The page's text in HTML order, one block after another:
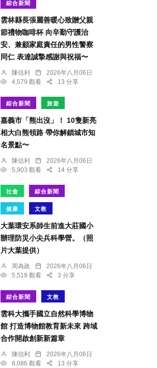
綜合新聞
雲林縣長張麗善暖心致贈父親
節禮物咖啡杯 向辛勤守護治
安、兼顧家庭責任的男性警察
同仁 表達誠摯感謝與祝福〜
陳信利
2026年八月06日
4,579 觀看
13 分享
綜合新聞 旅遊
嘉義市「熊出沒」！ 10隻新亮
相大白熊領路 帶你解鎖城市知
名景點〜
陳信利
2026年八月06日
5,903 觀看
14 分享
社會 綜合新聞
健康 文教
大葉環安系師生前進大莊國小
辦理防災小尖兵科學營。（照
片大葉提供）
周為政
2026年八月06日
5,519 觀看
3 分享
綜合新聞 文教
雲科大攜手國立自然科學博物
館 打造博物館教育新未來 跨域
合作開啟創新新篇章
陳信利
2026年八月06日
8,086 觀看
13 分享